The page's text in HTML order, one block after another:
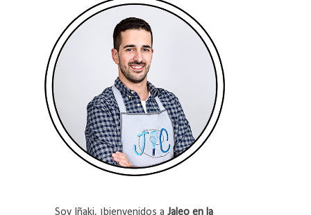
Soy Iñaki, ¡bienvenidos a Jaleo en la